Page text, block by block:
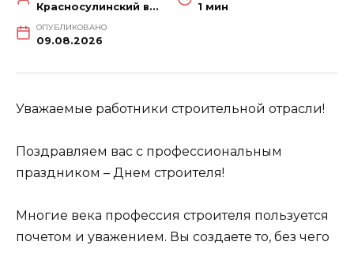
Красносулинский вестник 1 мин
ОПУБЛИКОВАНО
09.08.2026
Уважаемые работники строительной отрасли!
Поздравляем вас с профессиональным
праздником – Днем строителя!
Многие века профессия строителя пользуется
почетом и уважением. Вы создаете то, без чего